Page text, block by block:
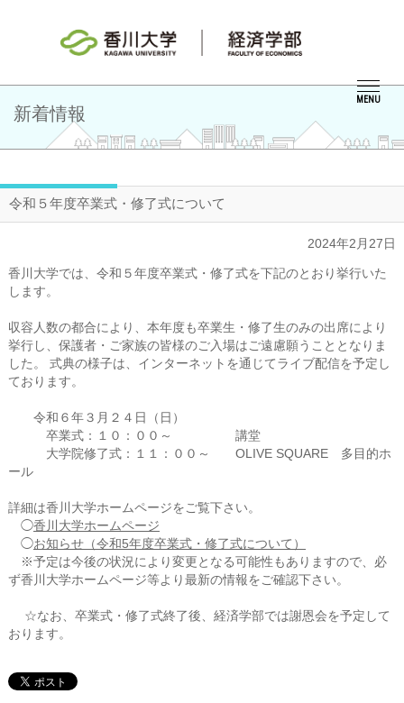
MENU
新着情報
令和５年度卒業式・修了式について
2024年2月27日
香川大学では、令和５年度卒業式・修了式を下記のとおり挙行いた
します。
収容人数の都合により、本年度も卒業生・修了生のみの出席により
挙行し、保護者・ご家族の皆様のご入場はご遠慮願うこととなりま
した。 式典の様子は、インターネットを通じてライブ配信を予定し
ております。
令和６年３月２４日（日）
卒業式：１０：００～ 講堂
大学院修了式：１１：００～ OLIVE SQUARE 多目的ホ
ール
詳細は香川大学ホームページをご覧下さい。
◯香川大学ホームページ
◯お知らせ（令和5年度卒業式・修了式について）
※予定は今後の状況により変更となる可能性もありますので、必
ず香川大学ホームページ等より最新の情報をご確認下さい。
☆なお、卒業式・修了式終了後、経済学部では謝恩会を予定して
おります。